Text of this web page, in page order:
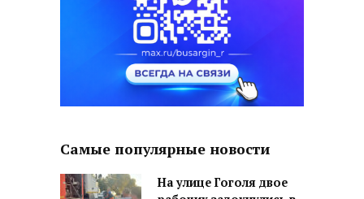
Самые популярные новости
На улице Гоголя двое